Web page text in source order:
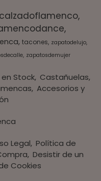
calzadoflamenco
tacones zapatodelujo
zapatosdemujer
Stock Castañuelas
Accesorios y
Legal Política de
Desistir de un
Cookies